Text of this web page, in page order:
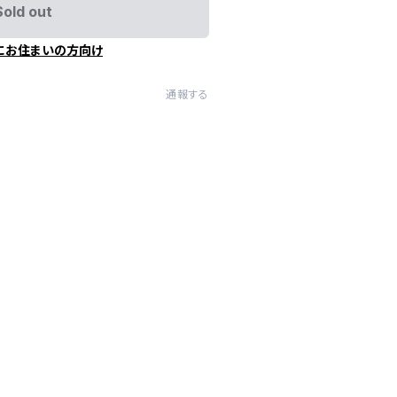
out
お住まいの方向け
通報する